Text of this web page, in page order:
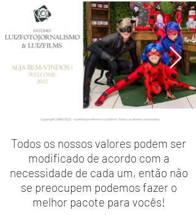
Todos os nossos valores podem ser
modificado de acordo com a
necessidade de cada um, então não
se preocupem podemos fazer o
melhor pacote para vocês!